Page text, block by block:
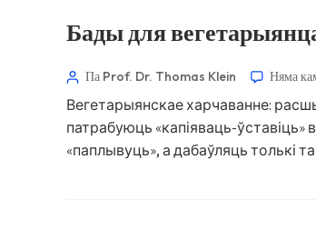
Бады для
Па Prof. Dr. Thomas Klein Няма
Вегетарыянскае харчаванне:
патрабуюць «капіяваць-
«паплывуць», а дабаўляць толькі
አማርኛ
Українська
Қазақ тілі